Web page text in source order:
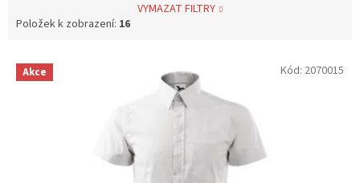
VYMAZAT FILTRY
Položek k zobrazení: 16
V Akce Kód: 2070015